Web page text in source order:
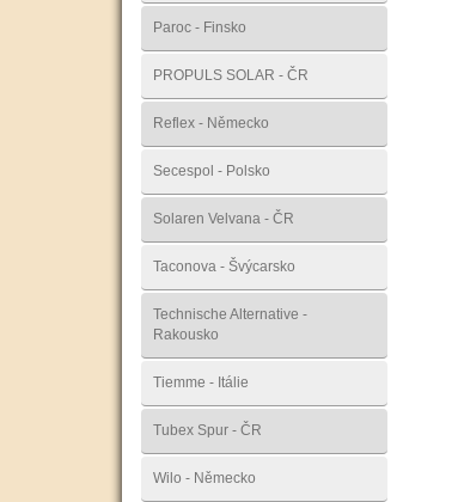
Paroc - Finsko
PROPULS SOLAR - ČR
Reflex - Německo
Secespol - Polsko
Solaren Velvana - ČR
Taconova - Švýcarsko
Technische Alternative -
Rakousko
Tiemme - Itálie
Tubex Spur - ČR
Wilo - Německo